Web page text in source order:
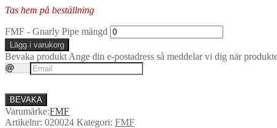
Tas hem på beställning
FMF - Gnarly Pipe mängd
Lägg i varukorg
Bevaka produkt Ange din e-postadress så meddelar vi dig när
BEVAKA
Varumärke:FMF
Artikelnr: 020024 Kategori: FMF